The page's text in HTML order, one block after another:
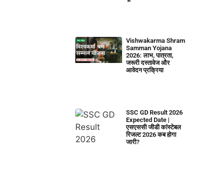
Vishwakarma Shram
Samman Yojana
2026: लाभ, पात्रता,
जरूरी दस्तावेज और
आवेदन प्रक्रिया
SSC GD Result 2026
Expected Date |
एसएससी जीडी कांस्टेबल
रिजल्ट 2026 कब होगा
जारी?